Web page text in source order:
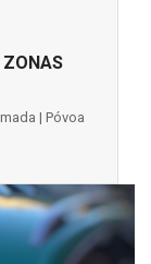
ZONAS
| Póvoa